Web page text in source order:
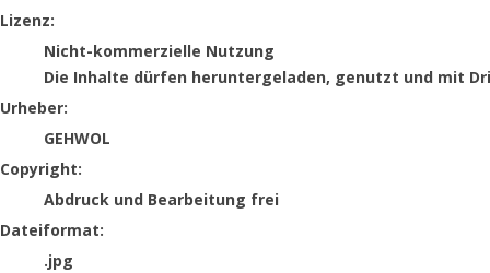
GEHWOL
Lizenz:
Nicht-kommerzielle Nutzung
Die Inhalte dürfen heruntergeladen, genutzt und mit
Urheber:
GEHWOL
Copyright:
Abdruck und Bearbeitung frei
Dateiformat:
.jpg